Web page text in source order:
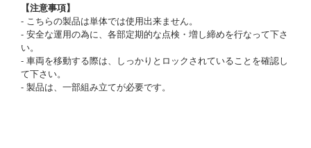
【注意事項】
- こちらの製品は単体では使用出来ません。
- 安全な運用の為に、各部定期的な点検・増し締めを行なって下さ
い。
- 車両を移動する際は、しっかりとロックされていることを確認し
て下さい。
- 製品は、一部組み立てが必要です。